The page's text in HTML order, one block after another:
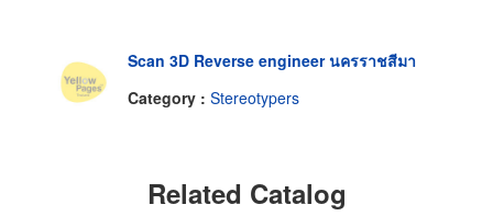
Scan 3D Reverse engineer นครราชสีมา
Category : Stereotypers
Related Catalog